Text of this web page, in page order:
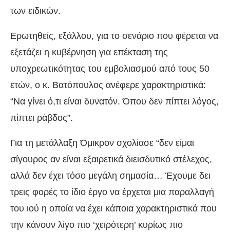
των ειδικών.
Ερωτηθείς, εξάλλου, για το σενάριο που φέρεται να
εξετάζει η κυβέρνηση για επέκταση της
υποχρεωτικότητας του εμβολιασμού από τους 50
ετών, ο κ. Βατόπουλος ανέφερε χαρακτηριστικά:
“Να γίνει ό,τι είναι δυνατόν. Όπου δεν πίπτει λόγος,
πίπτει ράβδος”.
Για τη μετάλλαξη Όμικρον σχολίασε “δεν είμαι
σίγουρος αν είναι εξαιρετικά διεισδυτικό στέλεχος,
αλλά δεν έχει τόσο μεγάλη σημασία… Έχουμε δει
τρεις φορές το ίδιο έργο να έρχεται μια παραλλαγή
του ιού η οποία να έχει κάποια χαρακτηριστικά που
την κάνουν λίγο πιο ‘χειρότερη’ κυρίως πιο